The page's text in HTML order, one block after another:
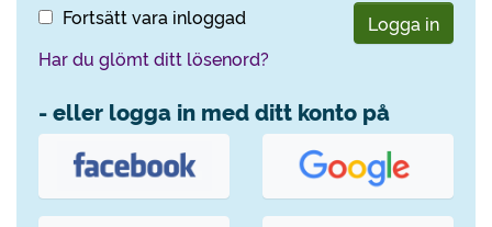
Fortsätt vara inloggad
Logga in
Har du glömt ditt lösenord?
- eller logga in med ditt konto på